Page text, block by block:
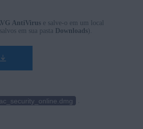
Ultimate - Service Pack 1 com
AntiVirus e salve-o em um local
em sua pasta Downloads).
.